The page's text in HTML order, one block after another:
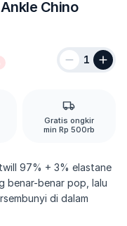
Chino
1
Gratis ongkir
min Rp 500rb
97% + 3% elastane
benar-benar pop, lalu
di dalam